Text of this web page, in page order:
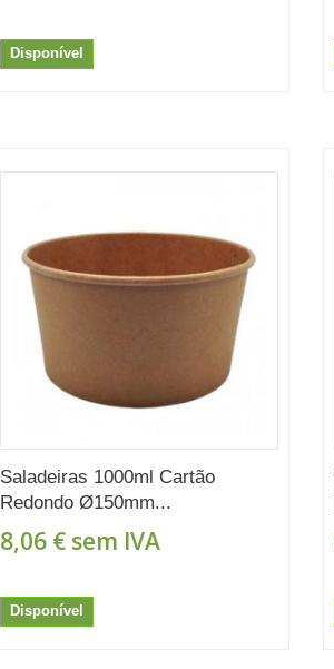
Disponível
Saladeiras 1000ml Cartão
Redondo Ø150mm...
8,06 €sem IVA
Disponível